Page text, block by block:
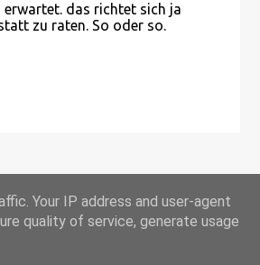
erwartet. das richtet sich ja
zu raten. So oder so.
Your IP address and user-agent
quality of service, generate usage